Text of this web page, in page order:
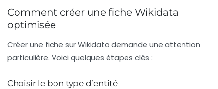
Comment créer une fiche Wikidata
optimisée
Créer une fiche surWikidata demande une attention
particulière. Voici quelques étapes clés :
Choisir le bon type d’entité